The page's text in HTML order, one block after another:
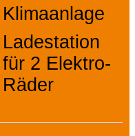
Klimaanlage
Ladestation
für 2 Elektro-
Räder